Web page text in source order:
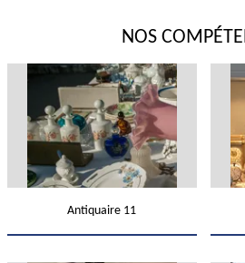
NOS
Antiquaire 11